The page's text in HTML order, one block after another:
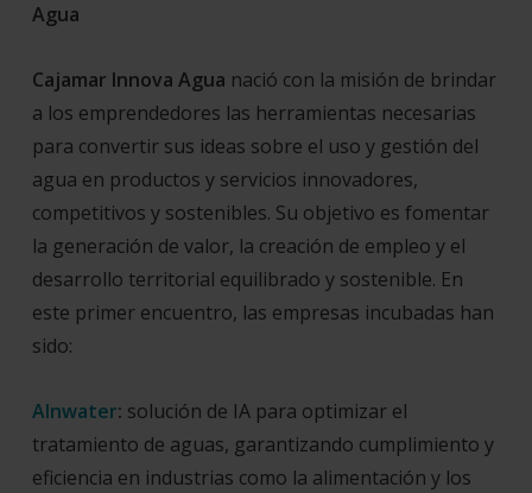
Agua
Cajamar Innova Agua nació con la misión de brindar
a los emprendedores las herramientas necesarias
para convertir sus ideas sobre el uso y gestión del
agua en productos y servicios innovadores,
competitivos y sostenibles. Su objetivo es fomentar
la generación de valor, la creación de empleo y el
desarrollo territorial equilibrado y sostenible. En
este primer encuentro, las empresas incubadas han
sido:
AInwater: solución de IA para optimizar el
tratamiento de aguas, garantizando cumplimiento y
eficiencia en industrias como la alimentación y los